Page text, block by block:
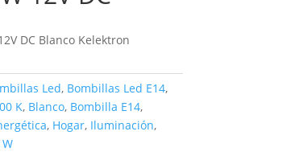
DC Blanco Kelektron
Led, Bombillas Led E14,
K, Blanco, Bombilla E14,
, Hogar, Iluminación,